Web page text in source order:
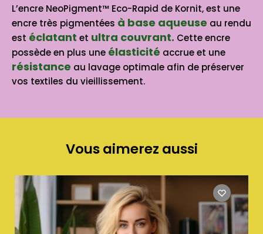
L’encre NeoPigment™ Eco-Rapid de Kornit, est une
encre très pigmentées à base aqueuse au rendu
est éclatant et ultra couvrant. Cette encre
possède en plus une élasticité accrue et une
résistance au lavage optimale afin de préserver
vos textiles du vieillissement.
Vous aimerez aussi